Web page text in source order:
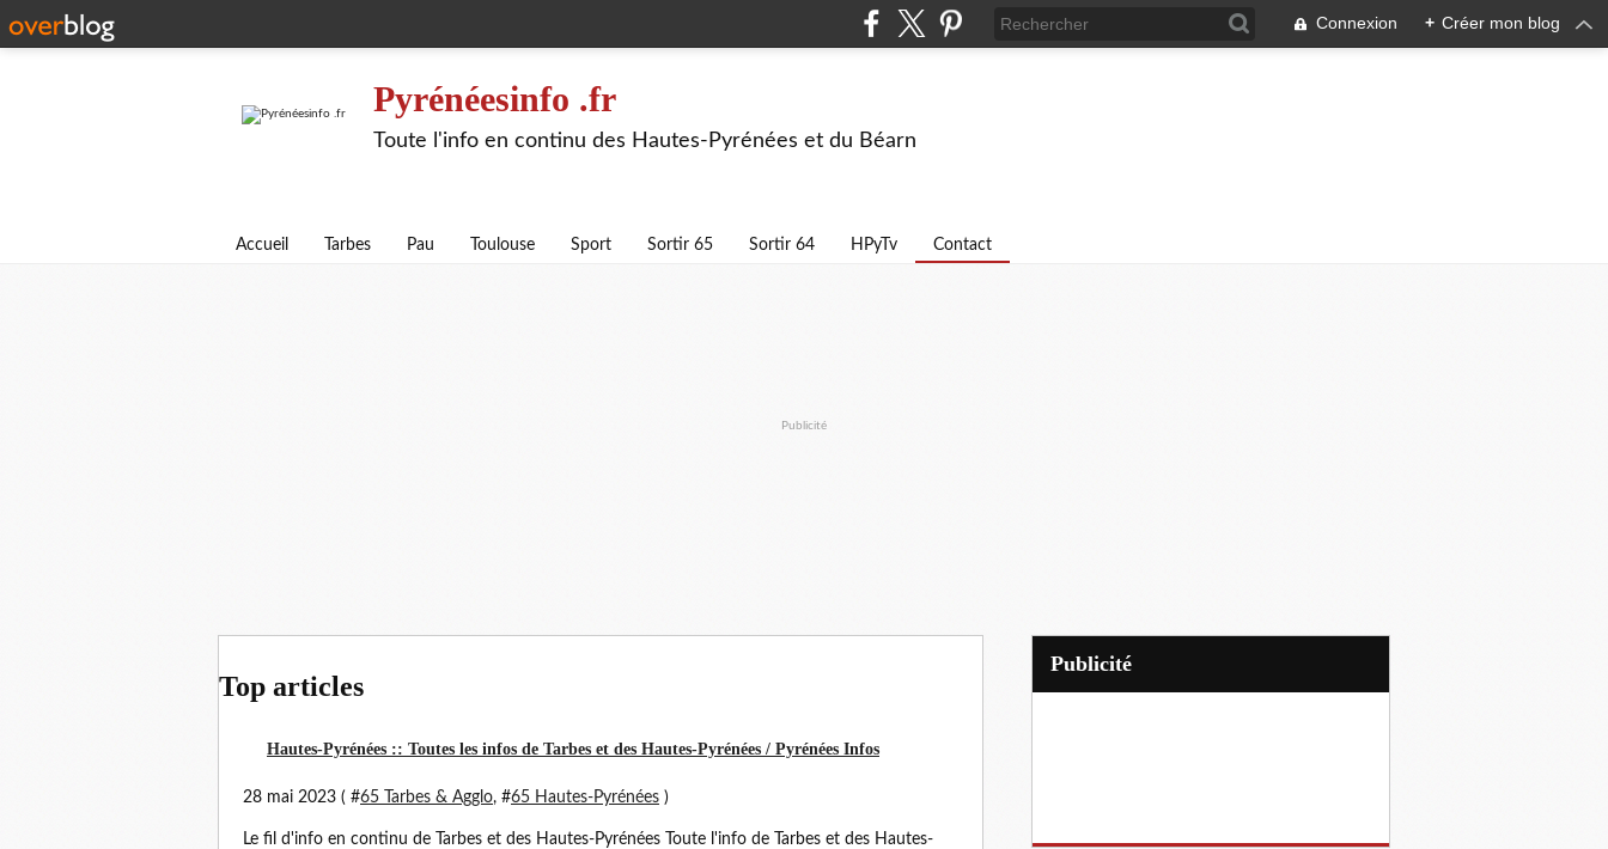
Connexion + Créer mon blog
Pyrénéesinfo .fr
Toute l'info en continu des Hautes-Pyrénées et du Béarn
Accueil Tarbes Pau Toulouse Sport Sortir 65 Sortir 64 HPyTv Contact
Publicité
Top articles
Hautes-Pyrénées :: Toutes les infos de Tarbes et des Hautes-Pyrénées / Pyrénées Infos
28 mai 2023 ( #65 Tarbes & Agglo, #65 Hautes-Pyrénées )
Le fil d'info en continu de Tarbes et des Hautes-Pyrénées Toute l'info de Tarbes et des Hautes-
Publicité